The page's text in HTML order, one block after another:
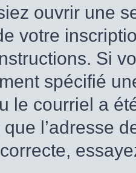
ouvrir une
votre
Si
spécifié
le courriel a
l’adresse